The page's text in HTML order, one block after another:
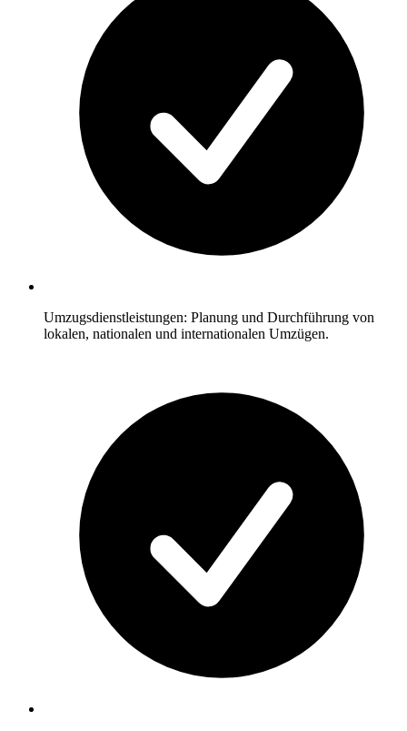
Umzugsdienstleistungen: Planung und Durchführung von
lokalen, nationalen und internationalen Umzügen.